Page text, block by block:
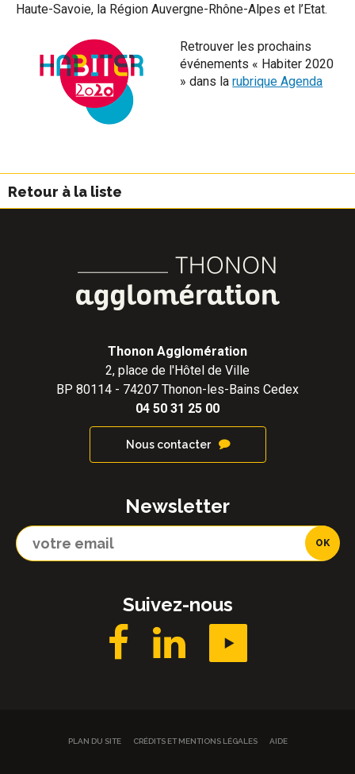
Haute-Savoie, la Région Auvergne-Rhône-Alpes et l’Etat.
Retrouver les prochains
événements « Habiter 2020
» dans larubrique Agenda
Retour à la liste
Thonon Agglomération
2, place de l'Hôtel de Ville
BP 80114 - 74207 Thonon-les-Bains Cedex
04 50 31 25 00
Nous contacter
Newsletter
Suivez-nous
PLAN DU SITE CRÉDITS ET MENTIONS LÉGALES AIDE